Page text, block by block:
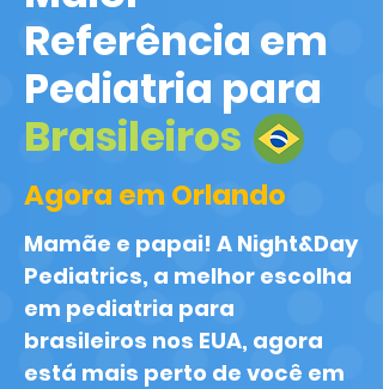
Referência em
Pediatria para
Brasileiros
Agora em Orlando
Mamãe e papai! A Night&Day
Pediatrics, a melhor escolha
em pediatria para
brasileiros nos EUA, agora
está mais perto de você em